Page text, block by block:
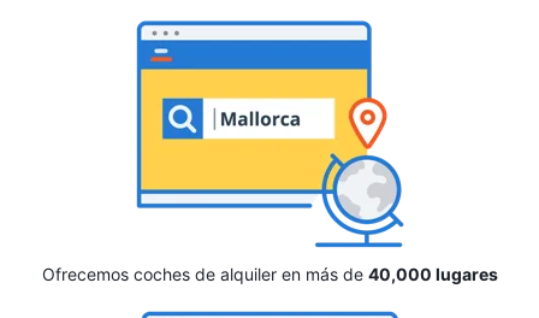
Ofrecemos coches de alquiler en más de 40,000 lugares